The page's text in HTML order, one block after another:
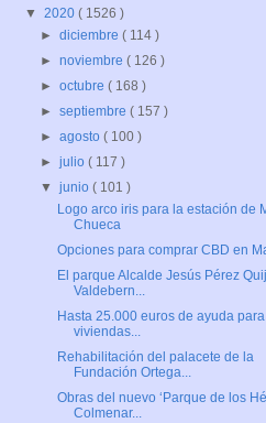
▼ 2020 ( 1526 )
►diciembre( 114 )
►noviembre( 126 )
►octubre( 168 )
►septiembre( 157 )
►agosto( 100 )
►julio( 117 )
▼junio( 101 )
Logo arco iris para la estación de
Chueca
Opciones para comprar CBD en
El parque Alcalde Jesús Pérez
Valdebern...
Hasta 25.000 euros de ayuda
viviendas...
Rehabilitación del palacete de la
Fundación Ortega...
Obras del nuevo ‘Parque de los
Colmenar...